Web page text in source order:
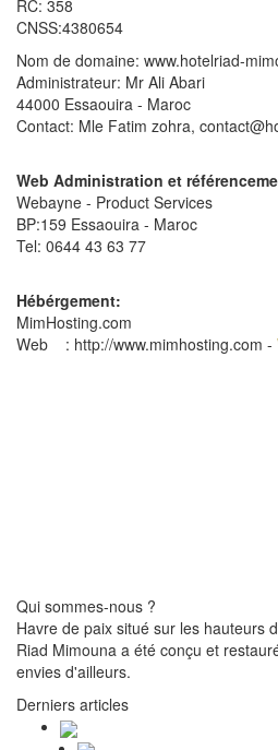
RC: 358
CNSS:4380654
Nom de domaine: www.hotelriad-
Administrateur: Mr Ali Abari
44000 Essaouira - Maroc
Contact: Mle Fatim zohra,
Web Administration et
Webayne - Product Services
BP:159 Essaouira - Maroc
Tel: 0644 43 63 77
Hébérgement:
MimHosting.com
Web : http://www.mimhosting.com -
Qui sommes-nous ?
Havre de paix situé sur les hauteurs
Riad Mimouna a été conçu et
envies d'ailleurs.
Derniers articles